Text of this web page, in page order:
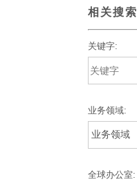
相关搜索
关键字:
业务领域:
全球办公室: